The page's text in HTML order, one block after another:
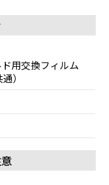
用交換フィルム
）